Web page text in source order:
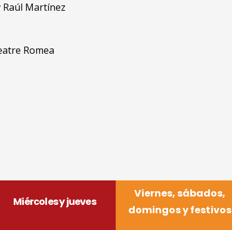
Raúl Martínez
Romea
Miércoles y jueves
Viernes, sábados,
domingos y festivos